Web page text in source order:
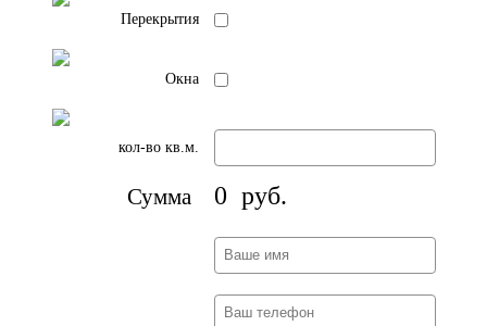
Перекрытия
Окна
кол-во кв.м.
Сумма 0 руб.